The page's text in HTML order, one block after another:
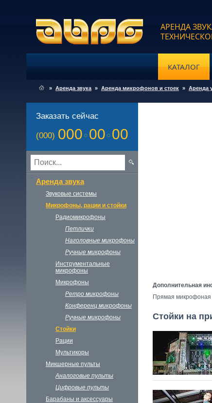
АРЕНДА
КАТАЛОГ
» Аренда звука » Аренда микрофонов и стоек » Аренда
Заказать сейчас
(000) 000 00 00
Аренда звука
Звуковые системы
Микрофоны, рации и стойки
Радиомикрофоны
Петлички
Наголовные микрофоны
Ручные микрофоны
Инструментальные
микрофоны
Микрофоны
Ретро микрофоны
Конференц микрофоны
Ручные микрофоны
Стойки
Рации
Мультикоры
Микшерные пульты
Аналоговые пульты
Цифровые пульты
Барабаны и аксессуары
Дополнительная
Прямая микрофоная
Стойки на